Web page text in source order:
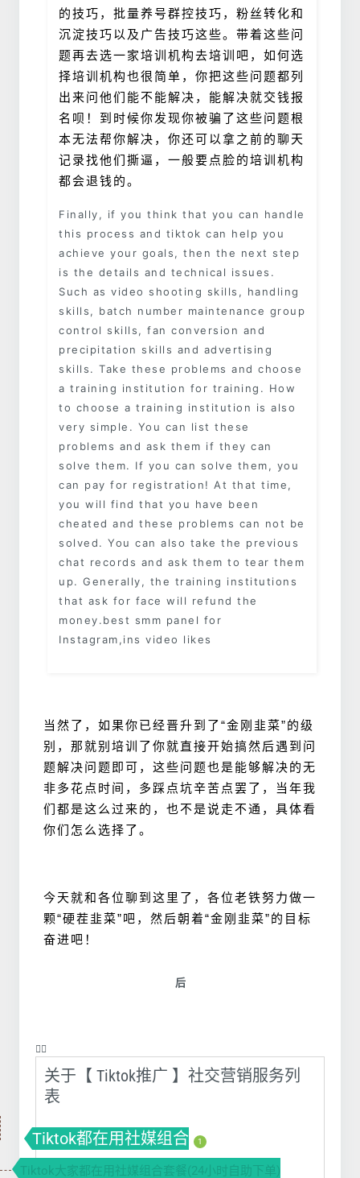
的技巧，批量养号群控技巧，粉丝转化和
沉淀技巧以及广告技巧这些。带着这些问
题再去选一家培训机构去培训吧，如何选
择培训机构也很简单，你把这些问题都列
出来问他们能不能解决，能解决就交钱报
名呗！到时候你发现你被骗了这些问题根
本无法帮你解决，你还可以拿之前的聊天
记录找他们撕逼，一般要点脸的培训机构
都会退钱的。
Finally, if you think that you can handle
this process and tiktok can help you
achieve your goals, then the next step
is the details and technical issues.
Such as video shooting skills, handling
skills, batch number maintenance group
control skills, fan conversion and
precipitation skills and advertising
skills. Take these problems and choose
a training institution for training. How
to choose a training institution is also
very simple. You can list these
problems and ask them if they can
solve them. If you can solve them, you
can pay for registration! At that time,
you will find that you have been
cheated and these problems can not be
solved. You can also take the previous
chat records and ask them to tear them
up. Generally, the training institutions
that ask for face will refund the
money.best smm panel for
Instagram,ins video likes
当 然了，如果你已经晋升到了“金刚韭菜”的级
别，那就别培训了你就直接开始搞然后遇到问
题解决问题即可，这些问题也是能够解决的无
非多花点时间，多踩点坑辛苦点罢了，当年我
们都是这么过来的，也不是说走不通，具体看
你们怎么选择了。
今天就和各位聊到这里了，各位老铁努力做一
颗“硬茬韭菜”吧，然后朝着“金刚韭菜”的目标
奋进吧！
后
❤️‍🔥
关于【 Tiktok推广 】社交营销服务列
表
Tiktok都在用社媒组合 1
Tiktok大家都在用社媒组合套餐(24小时自助下单)